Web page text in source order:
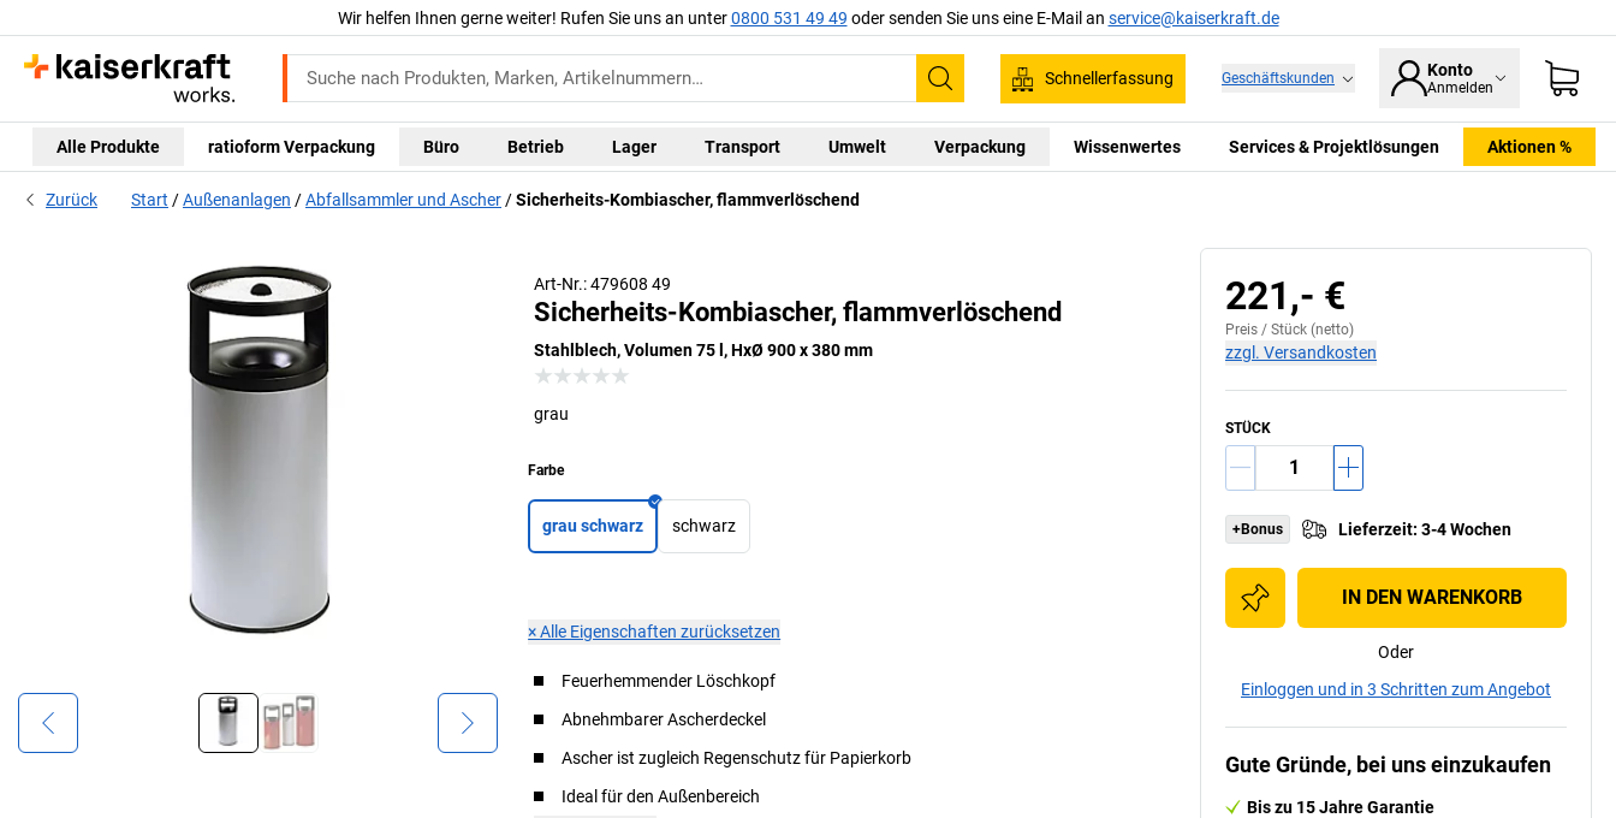
Wir helfen Ihnen gerne weiter! Rufen Sie uns an unter0800 531 49 49 oder senden Sie uns eine E-Mail an service@kaiserkraft.de
Suchen
Schnellerfassung Geschäftskunden Konto
Anmelden
Alle Produkte ratioform Verpackung Büro Betrieb Lager Transport Umwelt Verpackung Wissenwertes Services & Projektlösungen Aktionen %
Zurück Start Außenanlagen Abfallsammler und Ascher Sicherheits-Kombiascher, flammverlöschend
Art-Nr.: 479608 49
Sicherheits-Kombiascher, flammverlöschend
Stahlblech, Volumen 75 l, HxØ 900 x 380 mm
grau
Farbe
grau schwarz schwarz
×Alle Eigenschaften zurücksetzen
Feuerhemmender Löschkopf
Abnehmbarer Ascherdeckel
Ascher ist zugleich Regenschutz für Papierkorb
Ideal für den Außenbereich
221,- €
Preis / Stück (netto)
zzgl. Versandkosten
STÜCK
+Bonus Lieferzeit: 3-4 Wochen
IN DEN WARENKORB
Oder
Einloggen und in 3 Schritten zum Angebot
Gute Gründe, bei uns einzukaufen
Bis zu 15 Jahre Garantie